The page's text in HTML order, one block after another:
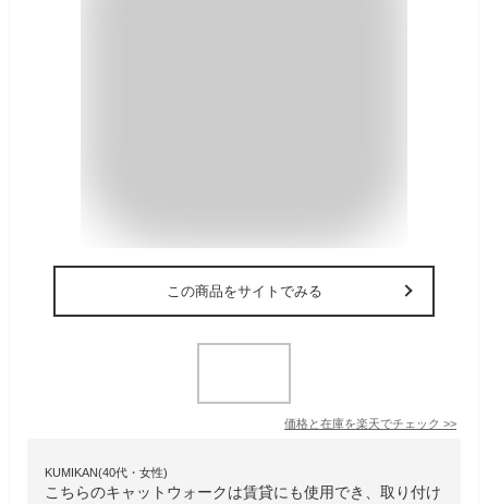
この商品をサイトでみる
価格と在庫を楽天でチェック >>
KUMIKAN(40代・女性)
こちらのキャットウォークは賃貸にも使用でき、取り付け